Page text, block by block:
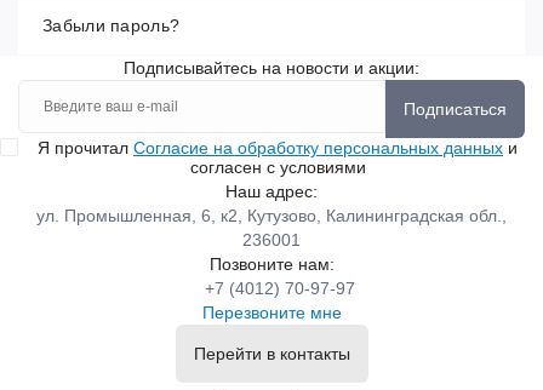
Забыли пароль?
Подписывайтесь на новости и акции:
Подписаться
Я прочитал Согласие на обработку персональных данных и
согласен с условиями
Наш адрес:
ул. Промышленная, 6, к2, Кутузово, Калининградская обл.,
236001
Позвоните нам:
+7 (4012) 70-97-97
Перезвоните мне
Перейти в контакты